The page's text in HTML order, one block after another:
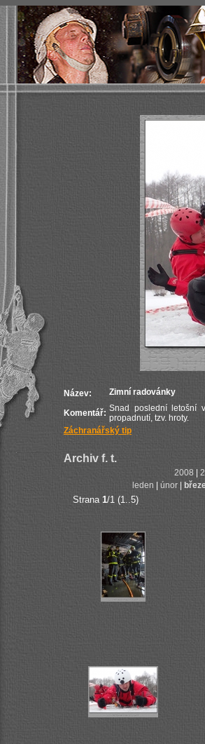
Název: Zimní radovánky
Komentář: Snad poslední letošní
propadnutí, tzv. hroty.
Záchranářský tip
Archiv f. t.
2008
leden
únor|
Strana 1/1 (1..5)